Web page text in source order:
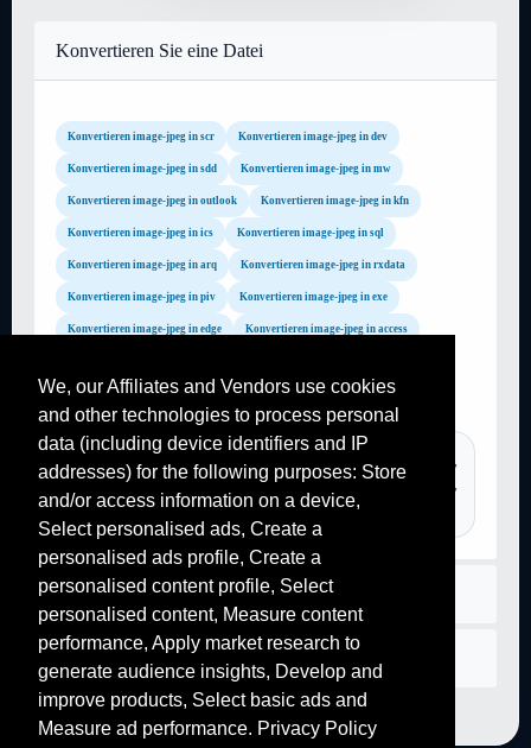
We, our Affiliates and Vendors use cookies
and other technologies to process personal
data (including device identifiers and IP
addresses) for the following purposes: Store
and/or access information on a device,
Select personalised ads, Create a
personalised ads profile, Create a
personalised content profile, Select
personalised content, Measure content
performance, Apply market research to
generate audience insights, Develop and
improve products, Select basic ads and
Measure ad performance. Privacy Policy
Konvertieren Sie eine Datei
Konvertieren image-jpeg in scr Konvertieren image-jpeg in dev
Konvertieren image-jpeg in sdd Konvertieren image-jpeg in mw
Konvertieren image-jpeg in outlook Konvertieren image-jpeg in kfn
Konvertieren image-jpeg in ics Konvertieren image-jpeg in sql
Konvertieren image-jpeg in arq Konvertieren image-jpeg in rxdata
Konvertieren image-jpeg in piv Konvertieren image-jpeg in exe
Konvertieren image-jpeg in edge Konvertieren image-jpeg in access
Konvertieren image-jpeg in WhatsApp Konvertieren image-jpeg in jpe
converter pdf, convertir youtube mp3, gif to pdf, mp3 converter,
youtube converter, online converter, image to pdf,...
Regeln
Kontaktiere uns